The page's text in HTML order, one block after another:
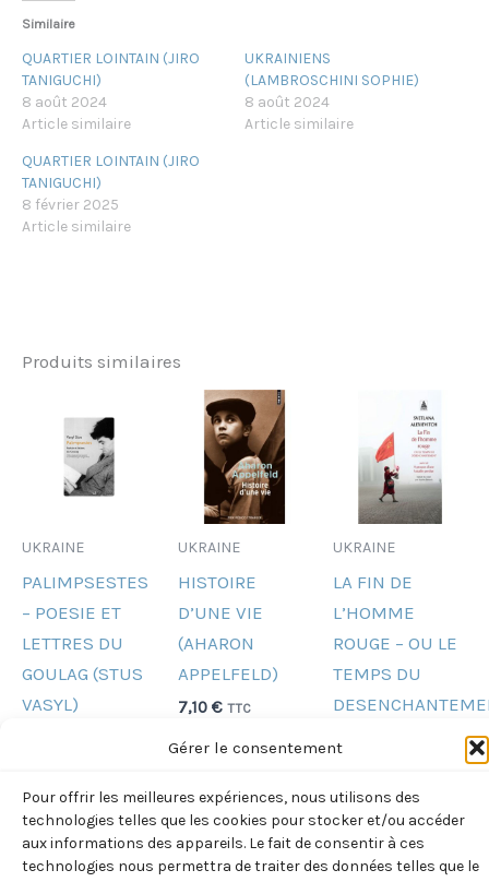
Gérer le consentement
Pour offrir les meilleures expériences, nous utilisons des
technologies telles que les cookies pour stocker et/ou accéder
aux informations des appareils. Le fait de consentir à ces
technologies nous permettra de traiter des données telles que le
Similaire
QUARTIER LOINTAIN (JIRO
TANIGUCHI)
8 août 2024
Article similaire
UKRAINIENS
(LAMBROSCHINI SOPHIE)
8 août 2024
Article similaire
QUARTIER LOINTAIN (JIRO
TANIGUCHI)
8 février 2025
Article similaire
Produits similaires
UKRAINE
PALIMPSESTES
– POESIE ET
LETTRES DU
GOULAG (STUS
VASYL)
Ajouter
au
panier
UKRAINE
HISTOIRE
D’UNE VIE
(AHARON
APPELFELD)
7,10 € TTC
Ajouter
panier
UKRAINE
LA FIN DE
L’HOMME
ROUGE – OU LE
TEMPS DU
Ajouter
au
panier